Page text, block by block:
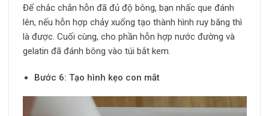
Để chắc chắn hỗn đã đủ độ bông, bạn nhấc que đánh
lên, nếu hỗn hợp chảy xuống tạo thành hình ruy băng thì
là được. Cuối cùng, cho phần hỗn hợp nước đường và
gelatin đã đánh bông vào túi bắt kem.
Bước 6: Tạo hình kẹo con mắt